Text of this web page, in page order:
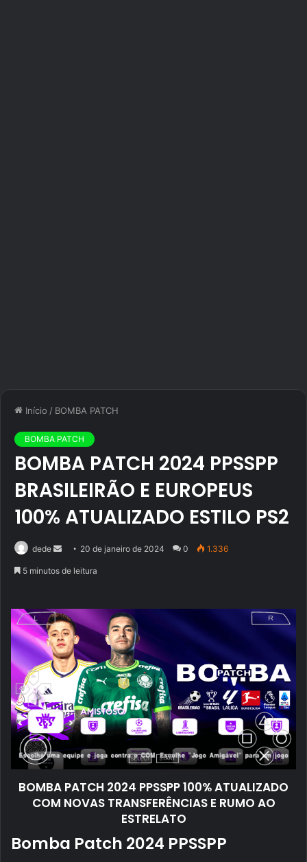
Início / BOMBA PATCH
BOMBA PATCH
BOMBA PATCH 2024 PPSSPP
BRASILEIRÃO E EUROPEUS
100% ATUALIZADO ESTILO PS2
dede
Mande20 de janeiro de 2024 0 1.336
5 minutos de leitura
BOMBA PATCH 2024 PPSSPP 100% ATUALIZADO
COM NOVAS TRANSFERÊNCIAS E RUMO AO
ESTRELATO
Bomba Patch 2024 PPSSPP